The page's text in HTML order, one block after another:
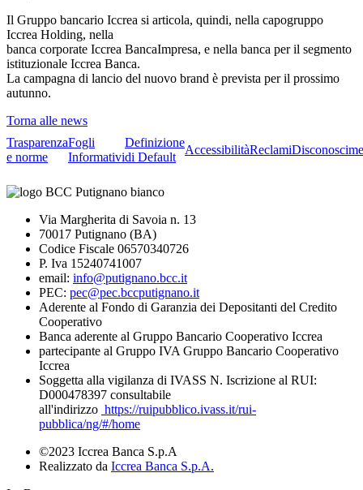
Il Gruppo bancario Iccrea si articola, quindi, nella capogruppo
Iccrea Holding, nella
banca corporate Iccrea BancaImpresa, e nella banca per il segmento
istituzionale Iccrea Banca.
La campagna di lancio del nuovo brand è prevista per il prossimo
autunno.
Torna alle news
Trasparenza
e norme
Fogli
Informativi
Definizione
di Default
AccessibilitàReclami
Via Margherita di Savoia n. 13
70017 Putignano (BA)
Codice Fiscale 06570340726
P. Iva 15240741007
email: info@putignano.bcc.it
PEC: pec@pec.bccputignano.it
Aderente al Fondo di Garanzia dei Depositanti del Credito
Cooperativo
Banca aderente al Gruppo Bancario Cooperativo Iccrea
partecipante al Gruppo IVA Gruppo Bancario Cooperativo
Iccrea
Soggetta alla vigilanza di IVASS N. Iscrizione al RUI:
D000478397 consultabile
all'indirizzo https://ruipubblico.ivass.it/rui-
pubblica/ng/#/home
©2023 Iccrea Banca S.p.A
Realizzato da Iccrea Banca S.p.A.